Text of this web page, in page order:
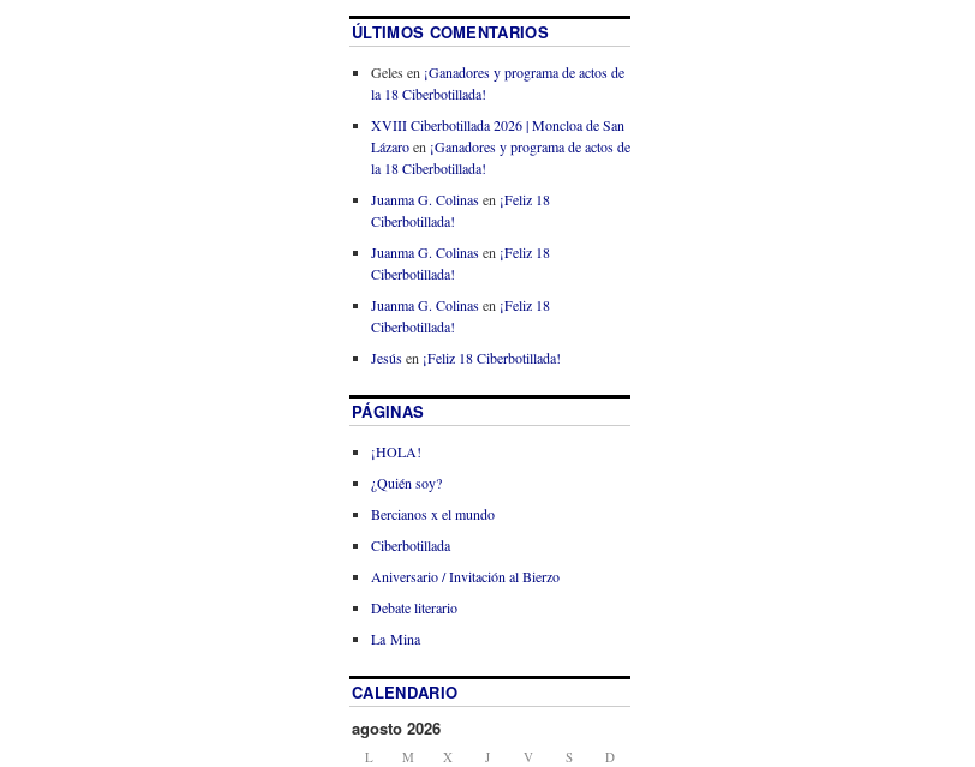
ÚLTIMOS COMENTARIOS
Geles en ¡Ganadores y programa de actos de
la 18 Ciberbotillada!
XVIII Ciberbotillada 2026 | Moncloa de San
Lázaroen ¡Ganadores y programa de actos de
la 18 Ciberbotillada!
Juanma G. Colinasen ¡Feliz 18
Ciberbotillada!
Juanma G. Colinasen ¡Feliz 18
Ciberbotillada!
Juanma G. Colinasen ¡Feliz 18
Ciberbotillada!
Jesúsen ¡Feliz 18 Ciberbotillada!
PÁGINAS
¡HOLA!
¿Quién soy?
Bercianos x el mundo
Ciberbotillada
Aniversario / Invitación al Bierzo
Debate literario
La Mina
CALENDARIO
agosto 2026
L M X J V S D